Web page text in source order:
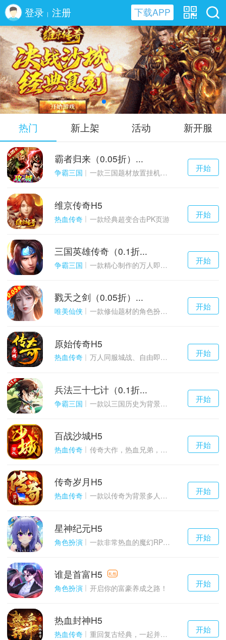
登录 | 注册 下载APP
维京传奇H5
热门 新上架 活动 新开服
千百度h5
游戏
开始
霸者归来（0.05折）...
争霸三国 一款三国题材放置挂机与战争策略结合的游戏
千百度h5
游戏
开始
维京传奇H5
热血传奇 一款经典超变合击PK页游
千百度h5
游戏
开始
三国英雄传奇（0.1折...
争霸三国 一款精心制作的万人即时战斗SLG三国手游
千百度h5
游戏
开始
戮天之剑（0.05折）...
唯美仙侠 一款修仙题材的角色扮演养成手游
千百度h5
游戏
开始
原始传奇H5
热血传奇 万人同服城战、自由即时PK的1.85经典玩法
千百度h5
游戏
开始
兵法三十七计（0.1折...
争霸三国 一款以三国历史为背景的卡牌策略游戏
千百度h5
游戏
开始
百战沙城H5
热血传奇 传奇大作，热血兄弟，血战沙城！
千百度h5
游戏
开始
传奇岁月H5
热血传奇 一款以传奇为背景多人在线的ARPG大作
千百度h5
游戏
开始
星神纪元H5
角色扮演 一款非常热血的魔幻RPG游戏
千百度h5
游戏
开始
谁是首富H5 礼包
角色扮演 开启你的富豪养成之路！
千百度h5
游戏
开始
热血封神H5
热血传奇 重回复古经典，一起并肩作战吧！